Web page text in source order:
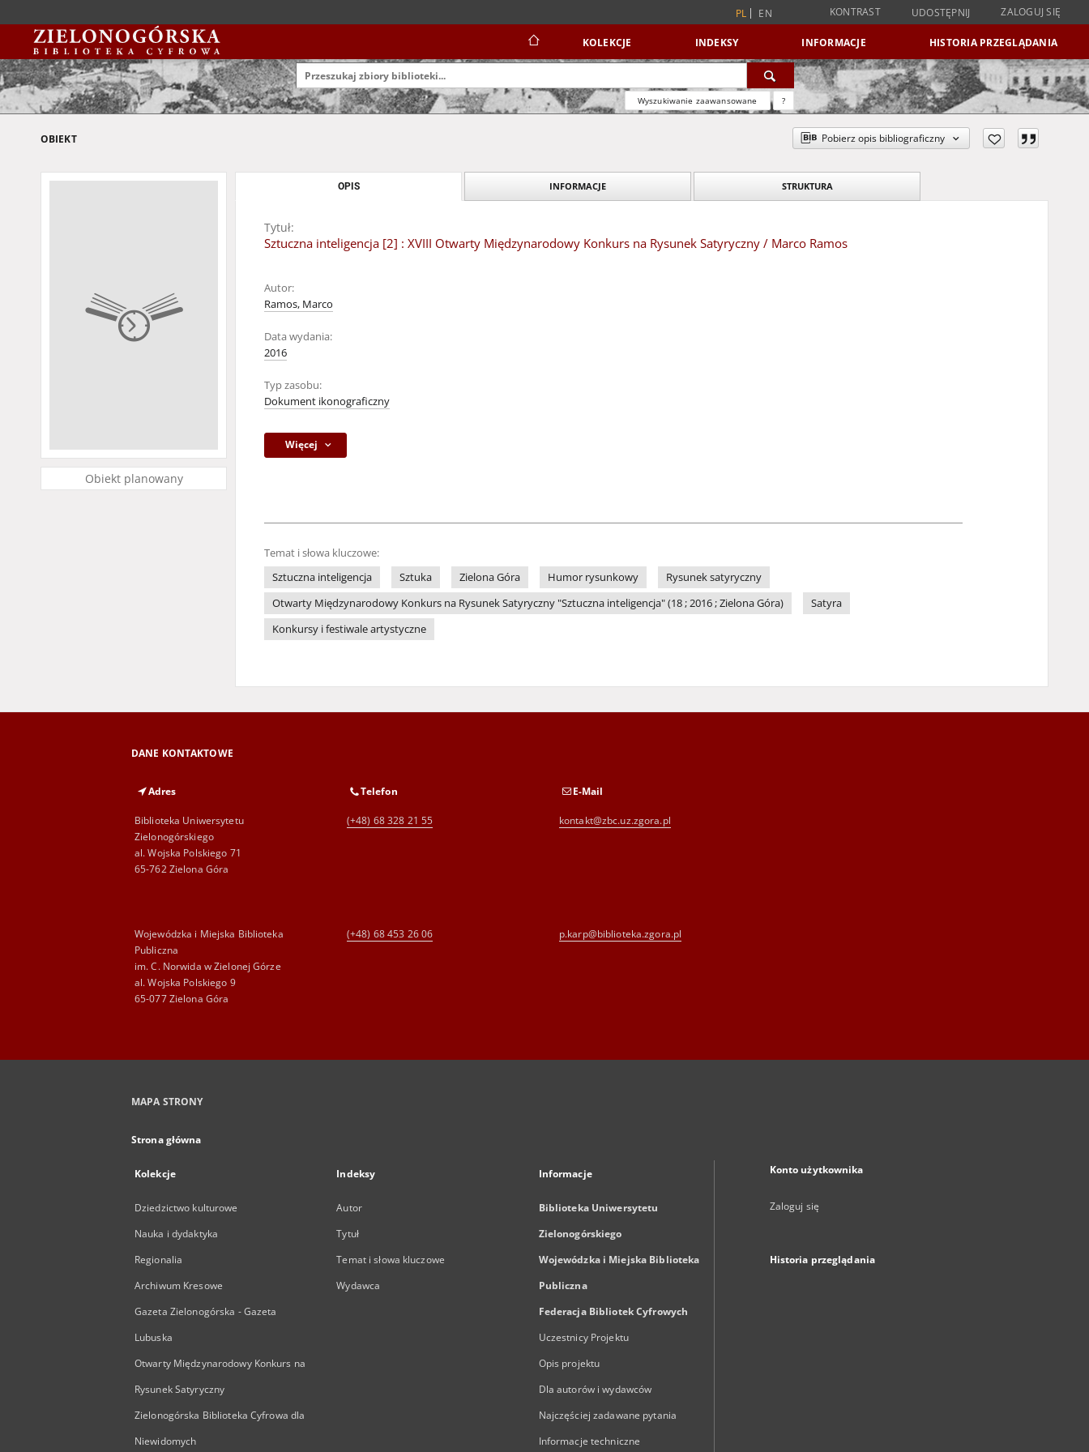
PL EN KONTRAST UDOSTĘPNIJ ZALOGUJ SIĘ
KOLEKCJE INDEKSY INFORMACJE HISTORIA PRZEGLĄDANIA
Wyszukiwanie zaawansowane ?
OBIEKT Pobierz opis bibliograficzny
Obiekt planowany
OPIS INFORMACJE STRUKTURA
Tytuł:
Sztuczna inteligencja [2] : XVIII Otwarty Międzynarodowy Konkurs na Rysunek Satyryczny / Marco Ramos
Autor:
Ramos, Marco
Data wydania:
2016
Typ zasobu:
Dokument ikonograficzny
Więcej
Temat i słowa kluczowe:
Sztuczna inteligencja
Sztuka Zielona Góra Humor rysunkowy
Rysunek satyryczny
Otwarty Międzynarodowy Konkurs na Rysunek Satyryczny "Sztuczna inteligencja" (18 ; 2016 ; Zielona Góra)
Satyra
Konkursy i festiwale artystyczne
DANE KONTAKTOWE
Adres
Biblioteka Uniwersytetu
Zielonogórskiego
al. Wojska Polskiego 71
65-762 Zielona Góra
Telefon
(+48) 68 328 21 55
E-Mail
kontakt@zbc.uz.zgora.pl
Wojewódzka i Miejska Biblioteka
Publiczna
im. C. Norwida w Zielonej Górze
al. Wojska Polskiego 9
65-077 Zielona Góra
(+48) 68 453 26 06 p.karp@biblioteka.zgora.pl
MAPA STRONY
Strona główna
Kolekcje
Dziedzictwo kulturowe
Nauka i dydaktyka
Regionalia
Archiwum Kresowe
Gazeta Zielonogórska - Gazeta
Lubuska
Otwarty Międzynarodowy Konkurs na
Rysunek Satyryczny
Zielonogórska Biblioteka Cyfrowa dla
Niewidomych
Indeksy
Autor
Tytuł
Temat i słowa kluczowe
Wydawca
Informacje
Biblioteka Uniwersytetu
Zielonogórskiego
Wojewódzka i Miejska Biblioteka
Publiczna
Federacja Bibliotek Cyfrowych
Uczestnicy Projektu
Opis projektu
Dla autorów i wydawców
Najczęściej zadawane pytania
Informacje techniczne
Konto użytkownika
Zaloguj się
Historia przeglądania